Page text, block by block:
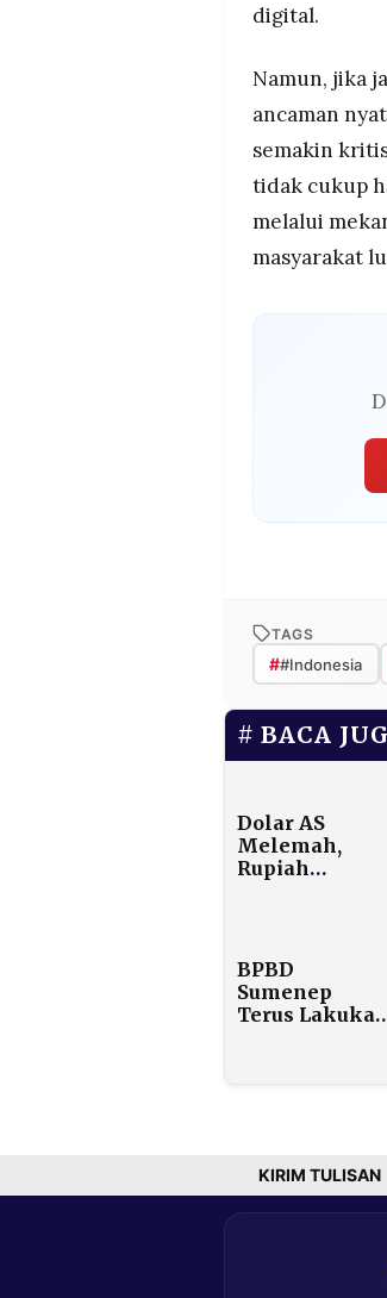
digital.
Namun, jika
ancaman
semakin
tidak cukup
melalui
masyarakat
TAGS
##Indonesia
BACA
Dolar AS
Melemah,
Rupiah
BPBD
Sumenep
Terus
KIRIM TULISAN